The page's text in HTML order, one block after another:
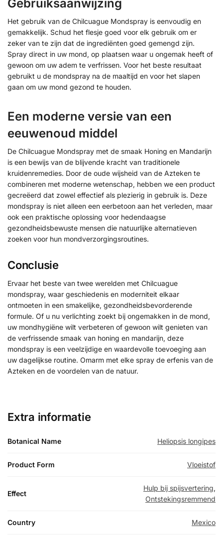
Gebruiksaanwijzing
Het gebruik van de Chilcuague Mondspray is eenvoudig en
gemakkelijk. Schud het flesje goed voor elk gebruik om er
zeker van te zijn dat de ingrediënten goed gemengd zijn.
Spray direct in uw mond, op plaatsen waar u ongemak heeft of
gewoon om uw adem te verfrissen. Voor het beste resultaat
gebruikt u de mondspray na de maaltijd en voor het slapen
gaan om uw mond gezond te houden.
Een moderne versie van een
eeuwenoud middel
De Chilcuague Mondspray met de smaak Honing en Mandarijn
is een bewijs van de blijvende kracht van traditionele
kruidenremedies. Door de oude wijsheid van de Azteken te
combineren met moderne wetenschap, hebben we een product
gecreëerd dat zowel effectief als plezierig in gebruik is. Deze
mondspray is niet alleen een eerbetoon aan het verleden, maar
ook een praktische oplossing voor hedendaagse
gezondheidsbewuste mensen die natuurlijke alternatieven
zoeken voor hun mondverzorgingsroutines.
Conclusie
Ervaar het beste van twee werelden met Chilcuague
mondspray, waar geschiedenis en moderniteit elkaar
ontmoeten in een smakelijke, gezondheidsbevorderende
formule. Of u nu verlichting zoekt bij ongemakken in de mond,
uw mondhygiëne wilt verbeteren of gewoon wilt genieten van
de verfrissende smaak van honing en mandarijn, deze
mondspray is een veelzijdige en waardevolle toevoeging aan
uw dagelijkse routine. Omarm met elke spray de erfenis van de
Azteken en de voordelen van de natuur.
Extra informatie
Botanical Name Heliopsis longipes
Product Form Vloeistof
Effect
Hulp bij spijsvertering,
Ontstekingsremmend
Country Mexico